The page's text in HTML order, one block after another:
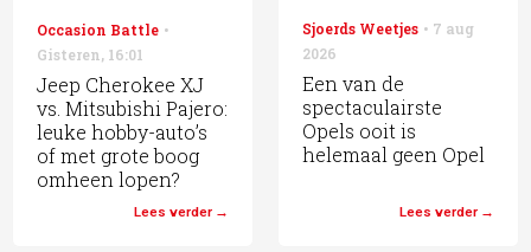
Occasion Battle
Gisteren, 16:01
Jeep Cherokee XJ
vs. Mitsubishi Pajero:
leuke hobby-auto’s
of met grote boog
omheen lopen?
Lees verder
Sjoerds Weetjes
7 aug
2026
Een van de
spectaculairste
Opels ooit is
helemaal geen Opel
Lees verder